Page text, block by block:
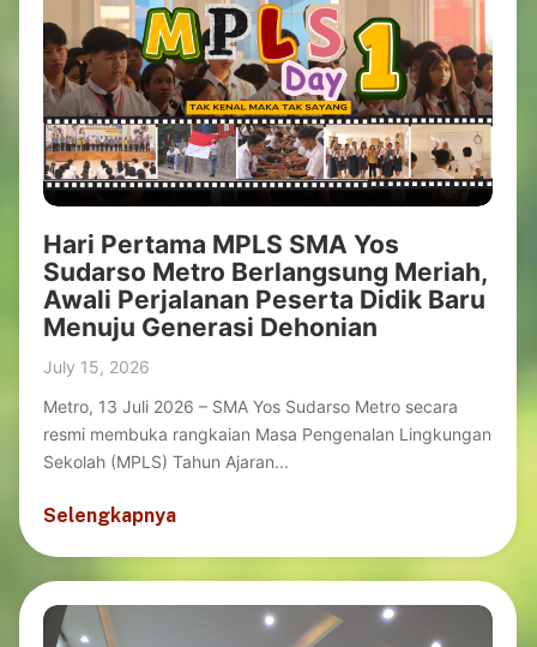
Hari Pertama MPLS SMA Yos
Sudarso Metro Berlangsung Meriah,
Awali Perjalanan Peserta Didik Baru
Menuju Generasi Dehonian
July 15, 2026
Metro, 13 Juli 2026 – SMA Yos Sudarso Metro secara
resmi membuka rangkaian Masa Pengenalan Lingkungan
Sekolah (MPLS) Tahun Ajaran...
Selengkapnya